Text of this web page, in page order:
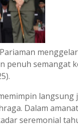
penuh semangat
Dalam
seremonial